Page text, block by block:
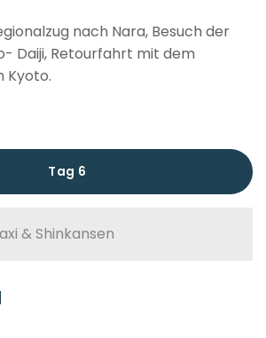
nach Nara, Besuch der
Daiji, Retourfahrt mit dem
Kyoto.
Tag 6
& Shinkansen